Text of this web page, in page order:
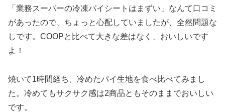
「業務スーパーの冷凍パイシートはまずい」なんて口コミ
があったので、ちょっと心配していましたが、全然問題な
しです。COOPと比べて大きな差はなく、おいしいです
よ！
焼いて1時間経ち、冷めたパイ生地を食べ比べてみまし
た。冷めてもサクサク感は2商品ともそのままでおいしい
です。